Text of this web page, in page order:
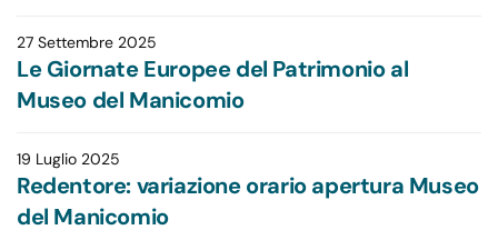
27 Settembre 2025
Le Giornate Europee del Patrimonio al
Museo del Manicomio
19 Luglio 2025
Redentore: variazione orario apertura Museo
del Manicomio